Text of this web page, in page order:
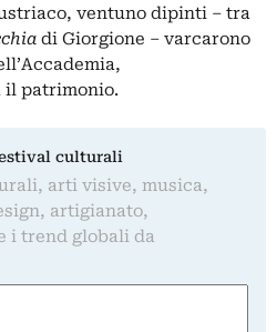
ventuno dipinti – tra
di Giorgione ‒ varcarono
il patrimonio.
culturali
arti visive, musica,
artigianato,
i trend globali da